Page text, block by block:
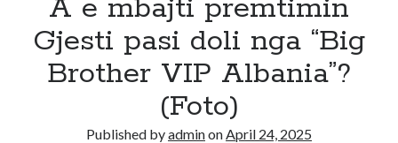
A e mbajti premtimin
Gjesti pasi doli nga “Big
Brother VIP Albania”?
(Foto)
Published byadminonApril 24, 2025